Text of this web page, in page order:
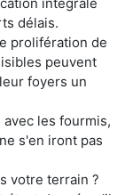
délais.
prolifération de
peuvent
foyers un
les fourmis,
s'en iront pas
votre terrain ?